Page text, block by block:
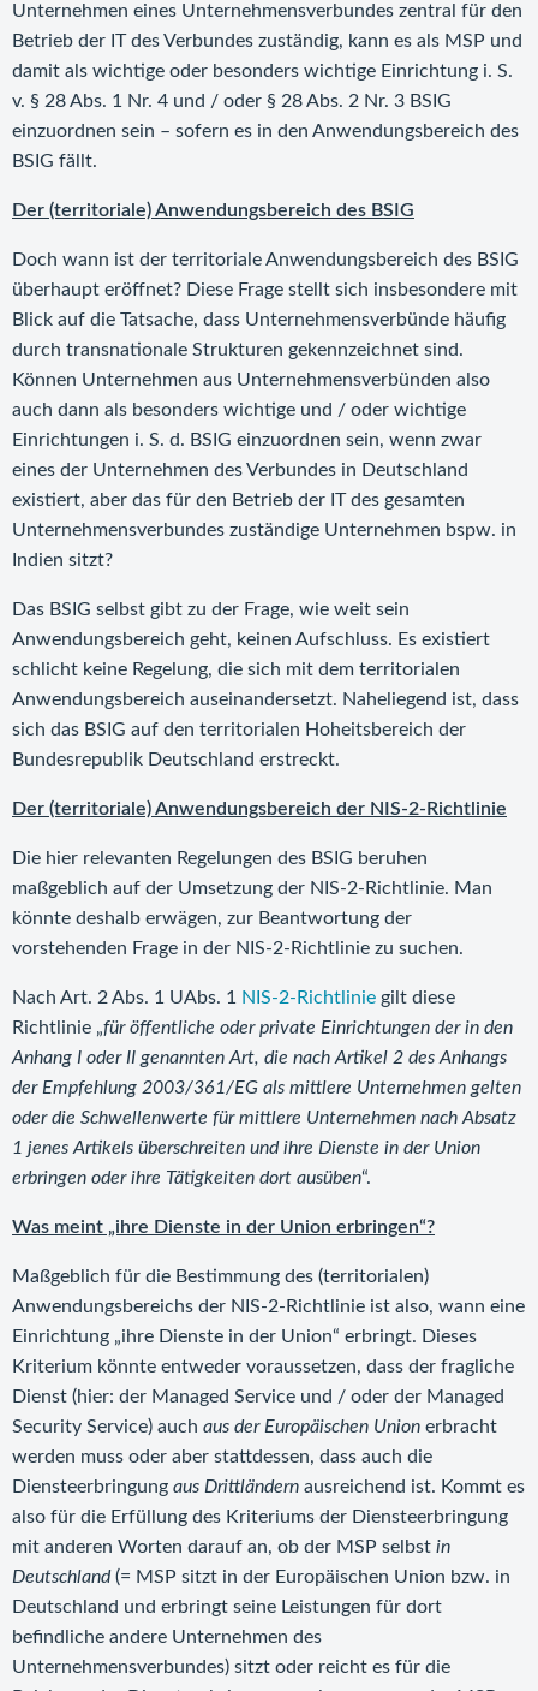
Unternehmen eines Unternehmensverbundes zentral für den
Betrieb der IT des Verbundes zuständig, kann es als MSP und
damit als wichtige oder besonders wichtige Einrichtung i. S.
v. § 28 Abs. 1 Nr. 4 und / oder § 28 Abs. 2 Nr. 3 BSIG
einzuordnen sein – sofern es in den Anwendungsbereich des
BSIG fällt.
Der (territoriale) Anwendungsbereich des BSIG
Doch wann ist der territoriale Anwendungsbereich des BSIG
überhaupt eröffnet? Diese Frage stellt sich insbesondere mit
Blick auf die Tatsache, dass Unternehmensverbünde häufig
durch transnationale Strukturen gekennzeichnet sind.
Können Unternehmen aus Unternehmensverbünden also
auch dann als besonders wichtige und / oder wichtige
Einrichtungen i. S. d. BSIG einzuordnen sein, wenn zwar
eines der Unternehmen des Verbundes in Deutschland
existiert, aber das für den Betrieb der IT des gesamten
Unternehmensverbundes zuständige Unternehmen bspw. in
Indien sitzt?
Das BSIG selbst gibt zu der Frage, wie weit sein
Anwendungsbereich geht, keinen Aufschluss. Es existiert
schlicht keine Regelung, die sich mit dem territorialen
Anwendungsbereich auseinandersetzt. Naheliegend ist, dass
sich das BSIG auf den territorialen Hoheitsbereich der
Bundesrepublik Deutschland erstreckt.
Der (territoriale) Anwendungsbereich der NIS-2-Richtlinie
Die hier relevanten Regelungen des BSIG beruhen
maßgeblich auf der Umsetzung der NIS-2-Richtlinie. Man
könnte deshalb erwägen, zur Beantwortung der
vorstehenden Frage in der NIS-2-Richtlinie zu suchen.
Nach Art. 2 Abs. 1 UAbs. 1 NIS-2-Richtlinie gilt diese
Richtlinie „für öffentliche oder private Einrichtungen der in den
Anhang I oder II genannten Art, die nach Artikel 2 des Anhangs
der Empfehlung 2003/361/EG als mittlere Unternehmen gelten
oder die Schwellenwerte für mittlere Unternehmen nach Absatz
1 jenes Artikels überschreiten und ihre Dienste in der Union
erbringen oder ihre Tätigkeiten dort ausüben“.
Was meint „ihre Dienste in der Union erbringen“?
Maßgeblich für die Bestimmung des (territorialen)
Anwendungsbereichs der NIS-2-Richtlinie ist also, wann eine
Einrichtung „ihre Dienste in der Union“ erbringt. Dieses
Kriterium könnte entweder voraussetzen, dass der fragliche
Dienst (hier: der Managed Service und / oder der Managed
Security Service) auch aus der Europäischen Union erbracht
werden muss oder aber stattdessen, dass auch die
Diensteerbringung aus Drittländern ausreichend ist. Kommt es
also für die Erfüllung des Kriteriums der Diensteerbringung
mit anderen Worten darauf an, ob der MSP selbst in
Deutschland(= MSP sitzt in der Europäischen Union bzw. in
Deutschland und erbringt seine Leistungen für dort
befindliche andere Unternehmen des
Unternehmensverbundes) sitzt oder reicht es für die